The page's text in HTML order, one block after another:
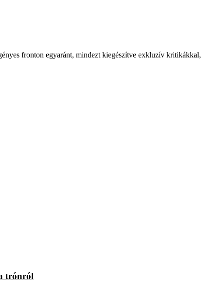
fronton egyaránt, mindezt kiegészítve exkluzív kritikákkal,
trónról